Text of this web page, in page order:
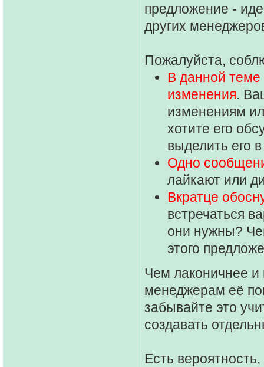
предложение -
других
Пожалуйста,
В данной теме
изменения.
изменениям
хотите его
выделить его
Одно
лайкают или
Вкратце
встречаться
они нужны?
этого
Чем лаконичнее
менеджерам её
забывайте это
создавать
Есть